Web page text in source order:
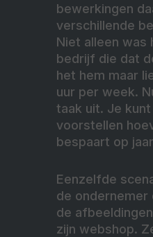
bewerkingen
verschillende
Niet alleen was
bedrijf die dat
het hem maar
uur per week.
taak uit. Je
voorstellen
bespaart op
Eenzelfde
de
de
zijn webshop.